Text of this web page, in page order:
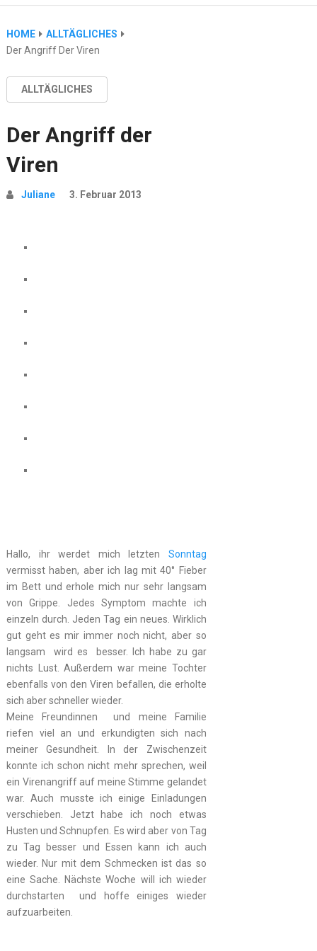
HOME
ALLTÄGLICHES
Der Angriff Der Viren
ALLTÄGLICHES
Der Angriff der
Viren
Juliane 3. Februar 2013
Hallo, ihr werdet mich letzten Sonntag
vermisst haben, aber ich lag mit 40° Fieber
im Bett und erhole mich nur sehr langsam
von Grippe. Jedes Symptom machte ich
einzeln durch. Jeden Tag ein neues. Wirklich
gut geht es mir immer noch nicht, aber so
langsam wird es besser. Ich habe zu gar
nichts Lust. Außerdem war meine Tochter
ebenfalls von den Viren befallen, die erholte
sich aber schneller wieder.
Meine Freundinnen und meine Familie
riefen viel an und erkundigten sich nach
meiner Gesundheit. In der Zwischenzeit
konnte ich schon nicht mehr sprechen, weil
ein Virenangriff auf meine Stimme gelandet
war. Auch musste ich einige Einladungen
verschieben. Jetzt habe ich noch etwas
Husten und Schnupfen. Es wird aber von Tag
zu Tag besser und Essen kann ich auch
wieder. Nur mit dem Schmecken ist das so
eine Sache. Nächste Woche will ich wieder
durchstarten und hoffe einiges wieder
aufzuarbeiten.